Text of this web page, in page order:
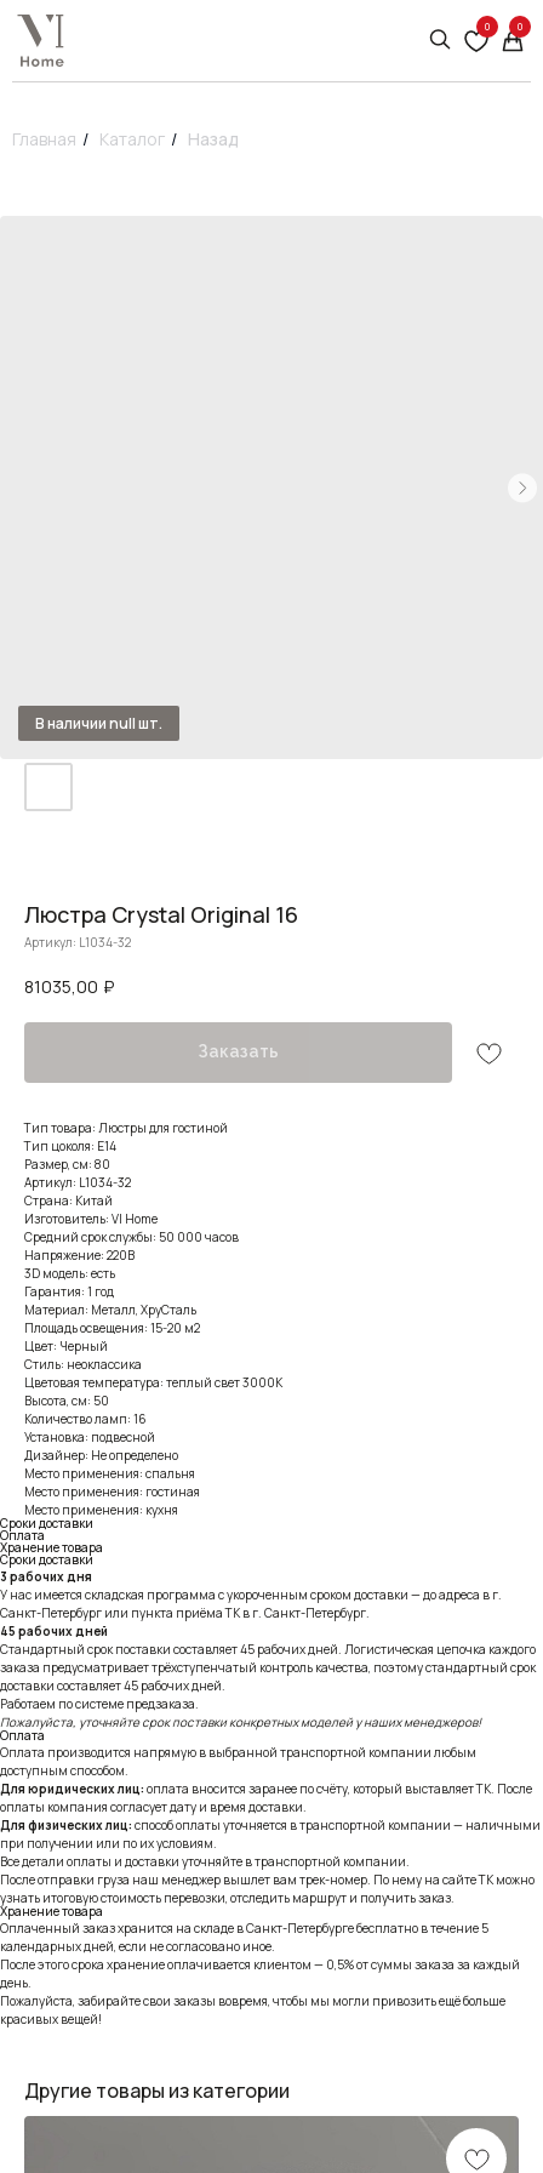
0 0
Главная / Каталог / Назад
Люстра Crystal Original 16
Артикул: L1034-32
81035,00 ₽
Заказать
Тип товара: Люстры для гостиной
Тип цоколя: E14
Размер, см: 80
Артикул: L1034-32
Страна: Китай
Изготовитель: VI Home
Средний срок службы: 50 000 часов
Напряжение: 220В
3D модель: есть
Гарантия: 1 год
Материал: Металл, ХруСталь
Площадь освещения: 15-20 м2
Цвет: Черный
Стиль: неоклассика
Цветовая температура: теплый свет 3000К
Высота, см: 50
Количество ламп: 16
Установка: подвесной
Дизайнер: Не определено
Место применения: спальня
Место применения: гостиная
Место применения: кухня
Сроки доставки
Оплата
Хранение товара
Сроки доставки
3 рабочих дня
У нас имеется складская программа с укороченным сроком доставки — до адреса в г.
Санкт-Петербург или пункта приёма ТК в г. Санкт-Петербург.
45 рабочих дней
Стандартный срок поставки составляет 45 рабочих дней. Логистическая цепочка каждого
заказа предусматривает трёхступенчатый контроль качества, поэтому стандартный срок
доставки составляет 45 рабочих дней.
Работаем по системе предзаказа.
Пожалуйста, уточняйте срок поставки конкретных моделей у наших менеджеров!
Оплата
Оплата производится напрямую в выбранной транспортной компании любым
доступным способом.
Для юридических лиц: оплата вносится заранее по счёту, который выставляет ТК. После
оплаты компания согласует дату и время доставки.
Для физических лиц: способ оплаты уточняется в транспортной компании — наличными
при получении или по их условиям.
Все детали оплаты и доставки уточняйте в транспортной компании.
После отправки груза наш менеджер вышлет вам трек-номер. По нему на сайте ТК можно
узнать итоговую стоимость перевозки, отследить маршрут и получить заказ.
Хранение товара
Оплаченный заказ хранится на складе в Санкт-Петербурге бесплатно в течение 5
календарных дней, если не согласовано иное.
После этого срока хранение оплачивается клиентом — 0,5% от суммы заказа за каждый
день.
Пожалуйста, забирайте свои заказы вовремя, чтобы мы могли привозить ещё больше
красивых вещей!
Другие товары из категории